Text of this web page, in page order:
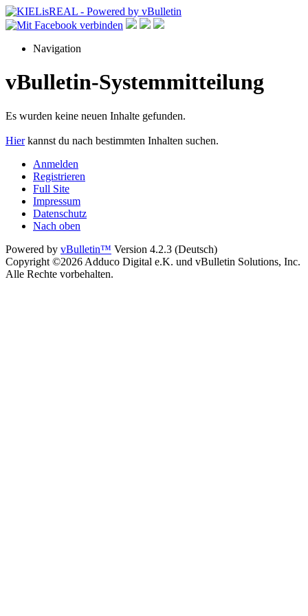
Navigation
vBulletin-Systemmitteilung
Es wurden keine neuen Inhalte gefunden.
Hierkannst du nach bestimmten Inhalten suchen.
Anmelden
Registrieren
Full Site
Impressum
Datenschutz
Nach oben
Powered by vBulletin™ Version 4.2.3 (Deutsch)
Copyright ©2026 Adduco Digital e.K. und vBulletin Solutions, Inc.
Alle Rechte vorbehalten.